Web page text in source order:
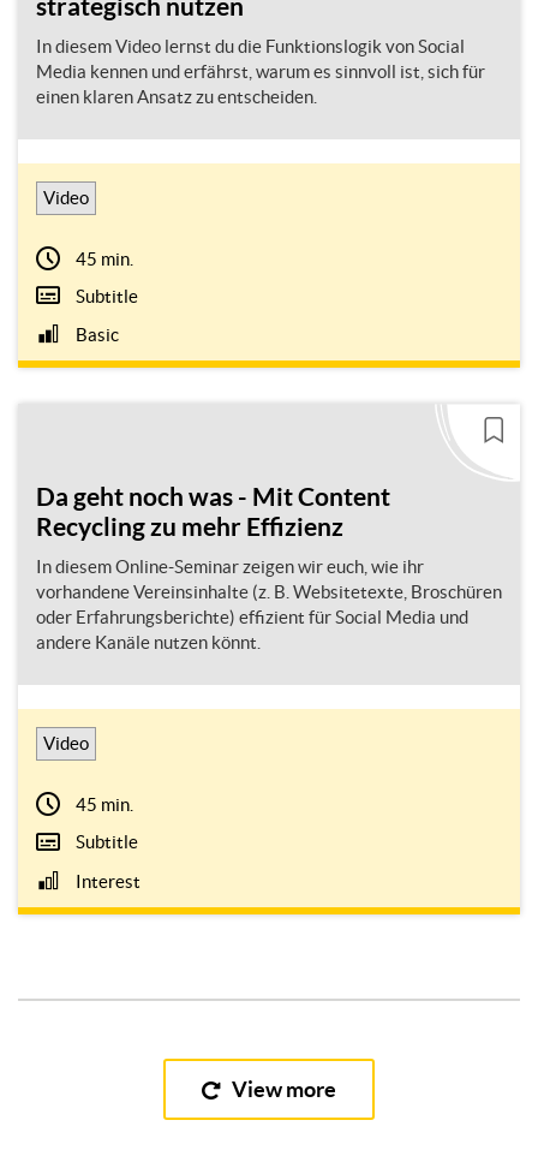
strategisch nutzen
In diesem Video lernst du die Funktionslogik von Social
Media kennen und erfährst, warum es sinnvoll ist, sich für
einen klaren Ansatz zu entscheiden.
Video
45 min.
Subtitle
Basic
Da geht noch was - Mit Content
Recycling zu mehr Effizienz
In diesem Online-Seminar zeigen wir euch, wie ihr
vorhandene Vereinsinhalte (z. B. Websitetexte, Broschüren
oder Erfahrungsberichte) effizient für Social Media und
andere Kanäle nutzen könnt.
Video
45 min.
Subtitle
Interest
View more